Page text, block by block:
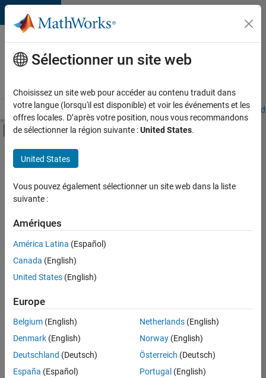
Passer au contenu
Votre
carrière
chez
Accueil Explorer nos opportunités Adresses de nos bureaux
Activer/désactiver l'affichage du menu
Contenu principal
FILTRER PAR
Ventes commerciales
Support client
Ventes pour l'éducation
Actuellement,
aucune
offre
d'emploi
correspondant
à vos
critères
de
recherche.
Vous
Sélectionner un site web
Choisissez un site web pour accéder au contenu traduit dans
votre langue (lorsqu'il est disponible) et voir les événements et les
offres locales. D’après votre position, nous vous recommandons
de sélectionner la région suivante :United States.
United States
Vous pouvez également sélectionner un site web dans la liste
suivante :
Amériques
América Latina (Español)
Canada (English)
United States (English)
Europe
Belgium (English)
Denmark (English)
Deutschland (Deutsch)
España (Español)
Netherlands(English)
Norway(English)
Österreich (Deutsch)
Portugal (English)